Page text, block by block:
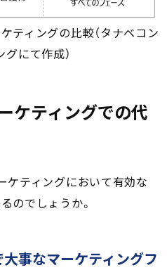
ティングの比較（タナベコン
にて作成）
ケティングでの代
ケティングにおいて有効な
のでしょうか。
事なマーケティングフ